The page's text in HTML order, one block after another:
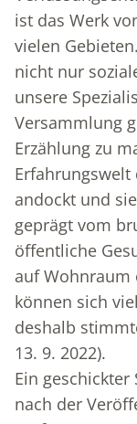
ist das Werk
vielen
nicht nur
unsere
Versammlung
Erzählung zu
andockt und
geprägt vom
öffentliche
auf Wohnraum
können sich
deshalb
13. 9. 2022).
Ein geschickter
nach der